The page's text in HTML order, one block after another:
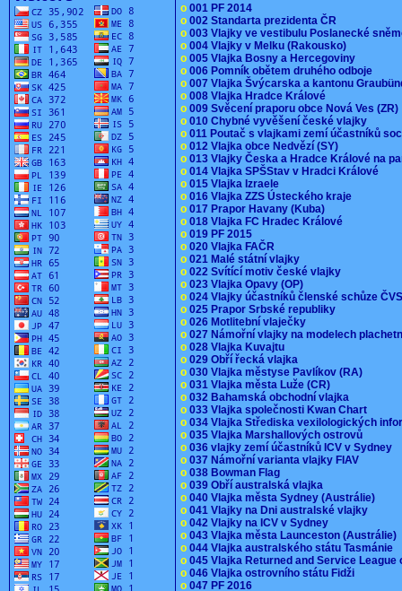
o 001 PF 2014
o 002 Standarta prezidenta ČR
o 003 Vlajky ve vestibulu Poslanecké
o 004 Vlajky v Melku (Rakousko)
o 005 Vlajka Bosny a Hercegoviny
o 006 Pomník obětem druhého odboje
o 007 Vlajka Švýcarska a kantonu
o 008 Vlajka Hradce Králové
o 009 Svěcení praporu obce Nová Ves
o 010 Chybné vyvěšení české vlajky
o 011 Poutač s vlajkami zemí účastníků
o 012 Vlajka obce Nedvězí (SY)
o 013 Vlajky Česka a Hradce Králové na
o 014 Vlajka SPŠStav v Hradci Králové
o 015 Vlajka Izraele
o 016 Vlajka ZZS Ústeckého kraje
o 017 Prapor Havany (Kuba)
o 018 Vlajka FC Hradec Králové
o 019 PF 2015
o 020 Vlajka FAČR
o 021 Malé státní vlajky
o 022 Svítící motiv české vlajky
o 023 Vlajka Opavy (OP)
o 024 Vlajky účastníků členské schůze
o 025 Prapor Srbské republiky
o 026 Motlitební vlaječky
o 027 Námořní vlajky na modelech
o 028 Vlajka Kuvajtu
o 029 Obří řecká vlajka
o 030 Vlajka městyse Pavlíkov (RA)
o 031 Vlajka města Luže (CR)
o 032 Bahamská obchodní vlajka
o 033 Vlajka společnosti Kwan Chart
o 034 Vlajka Střediska vexilologických
o 035 Vlajka Marshallových ostrovů
o 036 vlajky zemí účastníků ICV v Sydney
o 037 Námořní varianta vlajky FIAV
o 038 Bowman Flag
o 039 Obří australská vlajka
o 040 Vlajka města Sydney (Austrálie)
o 041 Vlajky na Dni australské vlajky
o 042 Vlajky na ICV v Sydney
o 043 Vlajka města Launceston (Austrálie)
o 044 Vlajka australského státu Tasmánie
o 045 Vlajka Returned and Service
o 046 Vlajka ostrovního státu Fidži
o 047 PF 2016